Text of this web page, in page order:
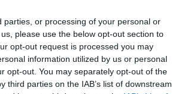
or processing of your personal or
please use the below opt-out section to
opt-out request is processed you may
information utilized by us or personal
opt-out. You may separately opt-out of the
parties on the IAB’s list of downstream
την
των